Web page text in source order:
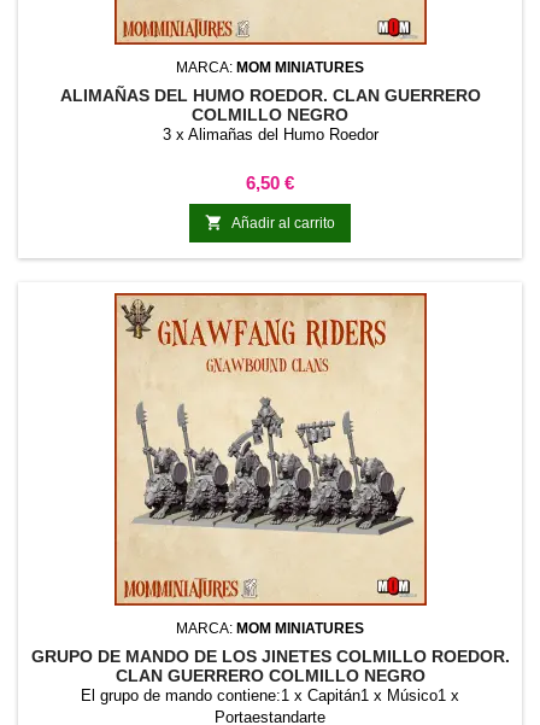
MARCA: MOM MINIATURES
ALIMAÑAS DEL HUMO ROEDOR. CLAN GUERRERO
COLMILLO NEGRO
3 x Alimañas del Humo Roedor
Precio
6,50 €
 Añadir al carrito
MARCA: MOM MINIATURES
GRUPO DE MANDO DE LOS JINETES COLMILLO ROEDOR.
CLAN GUERRERO COLMILLO NEGRO
El grupo de mando contiene:1 x Capitán1 x Músico1 x
Portaestandarte